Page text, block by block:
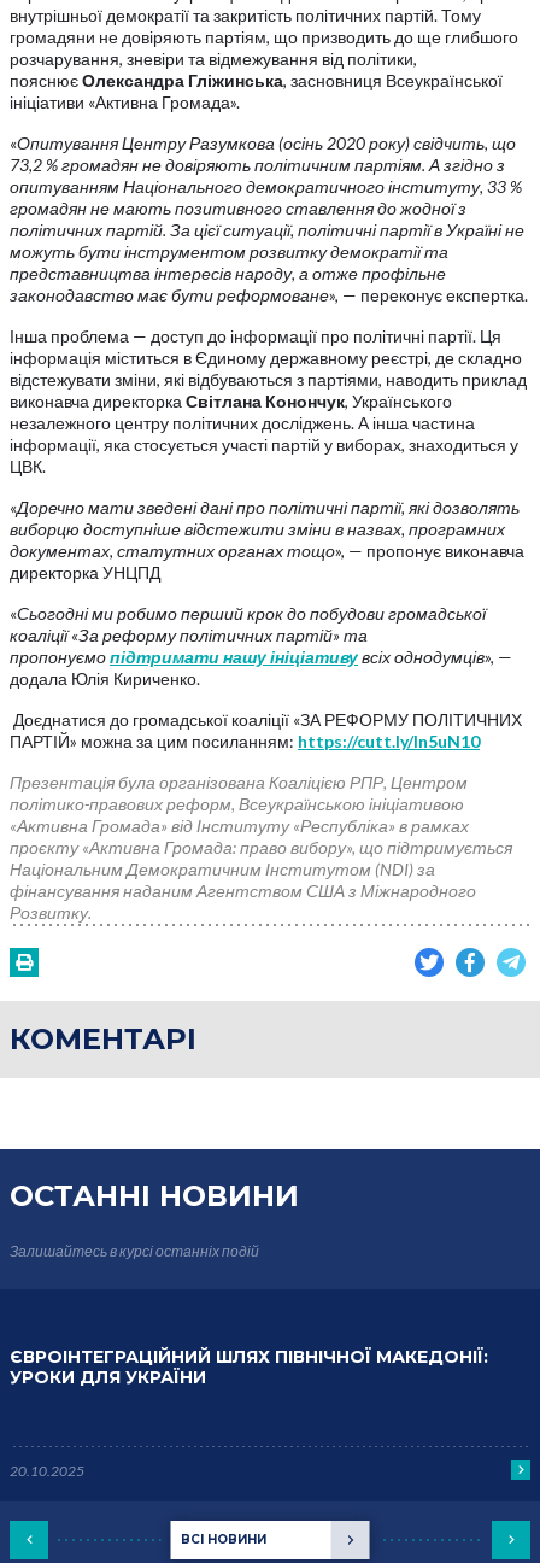
внутрішньої демократії та закритість політичних партій. Тому
громадяни не довіряють партіям, що призводить до ще глибшого
розчарування, зневіри та відмежування від політики,
пояснюєОлександра Гліжинська, засновниця Всеукраїнської
ініціативи «Активна Громада».
«Опитування Центру Разумкова (осінь 2020 року) свідчить, що
73,2 % громадян не довіряють політичним партіям. А згідно з
опитуванням Національного демократичного інституту, 33 %
громадян не мають позитивного ставлення до жодної з
політичних партій. За цієї ситуації, політичні партії в Україні не
можуть бути інструментом розвитку демократії та
представництва інтересів народу, а отже профільне
законодавство має бути реформоване», — переконує експертка.
Інша проблема — доступ до інформації про політичні партії. Ця
інформація міститься в Єдиному державному реєстрі, де складно
відстежувати зміни, які відбуваються з партіями, наводить приклад
виконавча директорка Світлана Конончук, Українського
незалежного центру політичних досліджень. А інша частина
інформації, яка стосується участі партій у виборах, знаходиться у
ЦВК.
«Доречно мати зведені дані про політичні партії, які дозволять
виборцю доступніше відстежити зміни в назвах, програмних
документах, статутних органах тощо», — пропонує виконавча
директорка УНЦПД
«Сьогодні ми робимо перший крок до побудови громадської
коаліції «За реформу політичних партій» та
пропонуємопідтримати нашу ініціативувсіх однодумців», —
додала Юлія Кириченко.
Доєднатися до громадської коаліції «ЗА РЕФОРМУ ПОЛІТИЧНИХ
ПАРТІЙ» можна за цим посиланням: https://cutt.ly/In5uN10
Презентація була організована Коаліцією РПР, Центром
політико-правових реформ, Всеукраїнською ініціативою
«Активна Громада» від Інституту «Республіка» в рамках
проєкту «Активна Громада: право вибору», що підтримується
Національним Демократичним Інститутом (NDI) за
фінансування наданим Агентством США з Міжнародного
Розвитку.
КОМЕНТАРІ
ОСТАННІ НОВИНИ
Залишайтесь в курсіостанніх подій
ВСІ НОВИНИ
ЄВРОІНТЕГРАЦІЙНИЙ ШЛЯХ ПІВНІЧНОЇ МАКЕДОНІЇ:
УРОКИ ДЛЯ УКРАЇНИ
20.10.2025